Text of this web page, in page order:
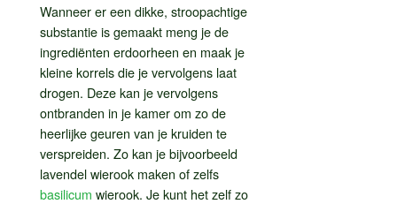
Wanneer er een dikke, stroopachtige
substantie is gemaakt meng je de
ingrediënten erdoorheen en maak je
kleine korrels die je vervolgens laat
drogen. Deze kan je vervolgens
ontbranden in je kamer om zo de
heerlijke geuren van je kruiden te
verspreiden. Zo kan je bijvoorbeeld
lavendel wierook maken of zelfs
basilicum wierook. Je kunt het zelf zo